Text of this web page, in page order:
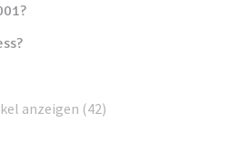
anzeigen (42)